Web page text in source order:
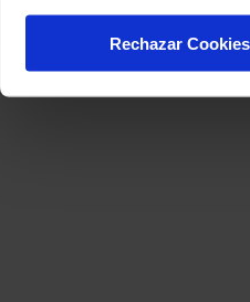
Rechazar Cookies